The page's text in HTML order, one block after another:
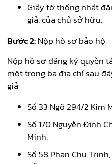
Giấy tờ thống nhất
giả, của chủ sở hữu.
Bước 2:Nộp hồ sơ bảo hộ
Nộp hồ sơ đăng ký quyền
một trong ba địa chỉ sau
giả:
Số 33 Ngõ 294/2 Kim
Số 170 Nguyễn Đình
Minh;
Số 58 Phan Chu